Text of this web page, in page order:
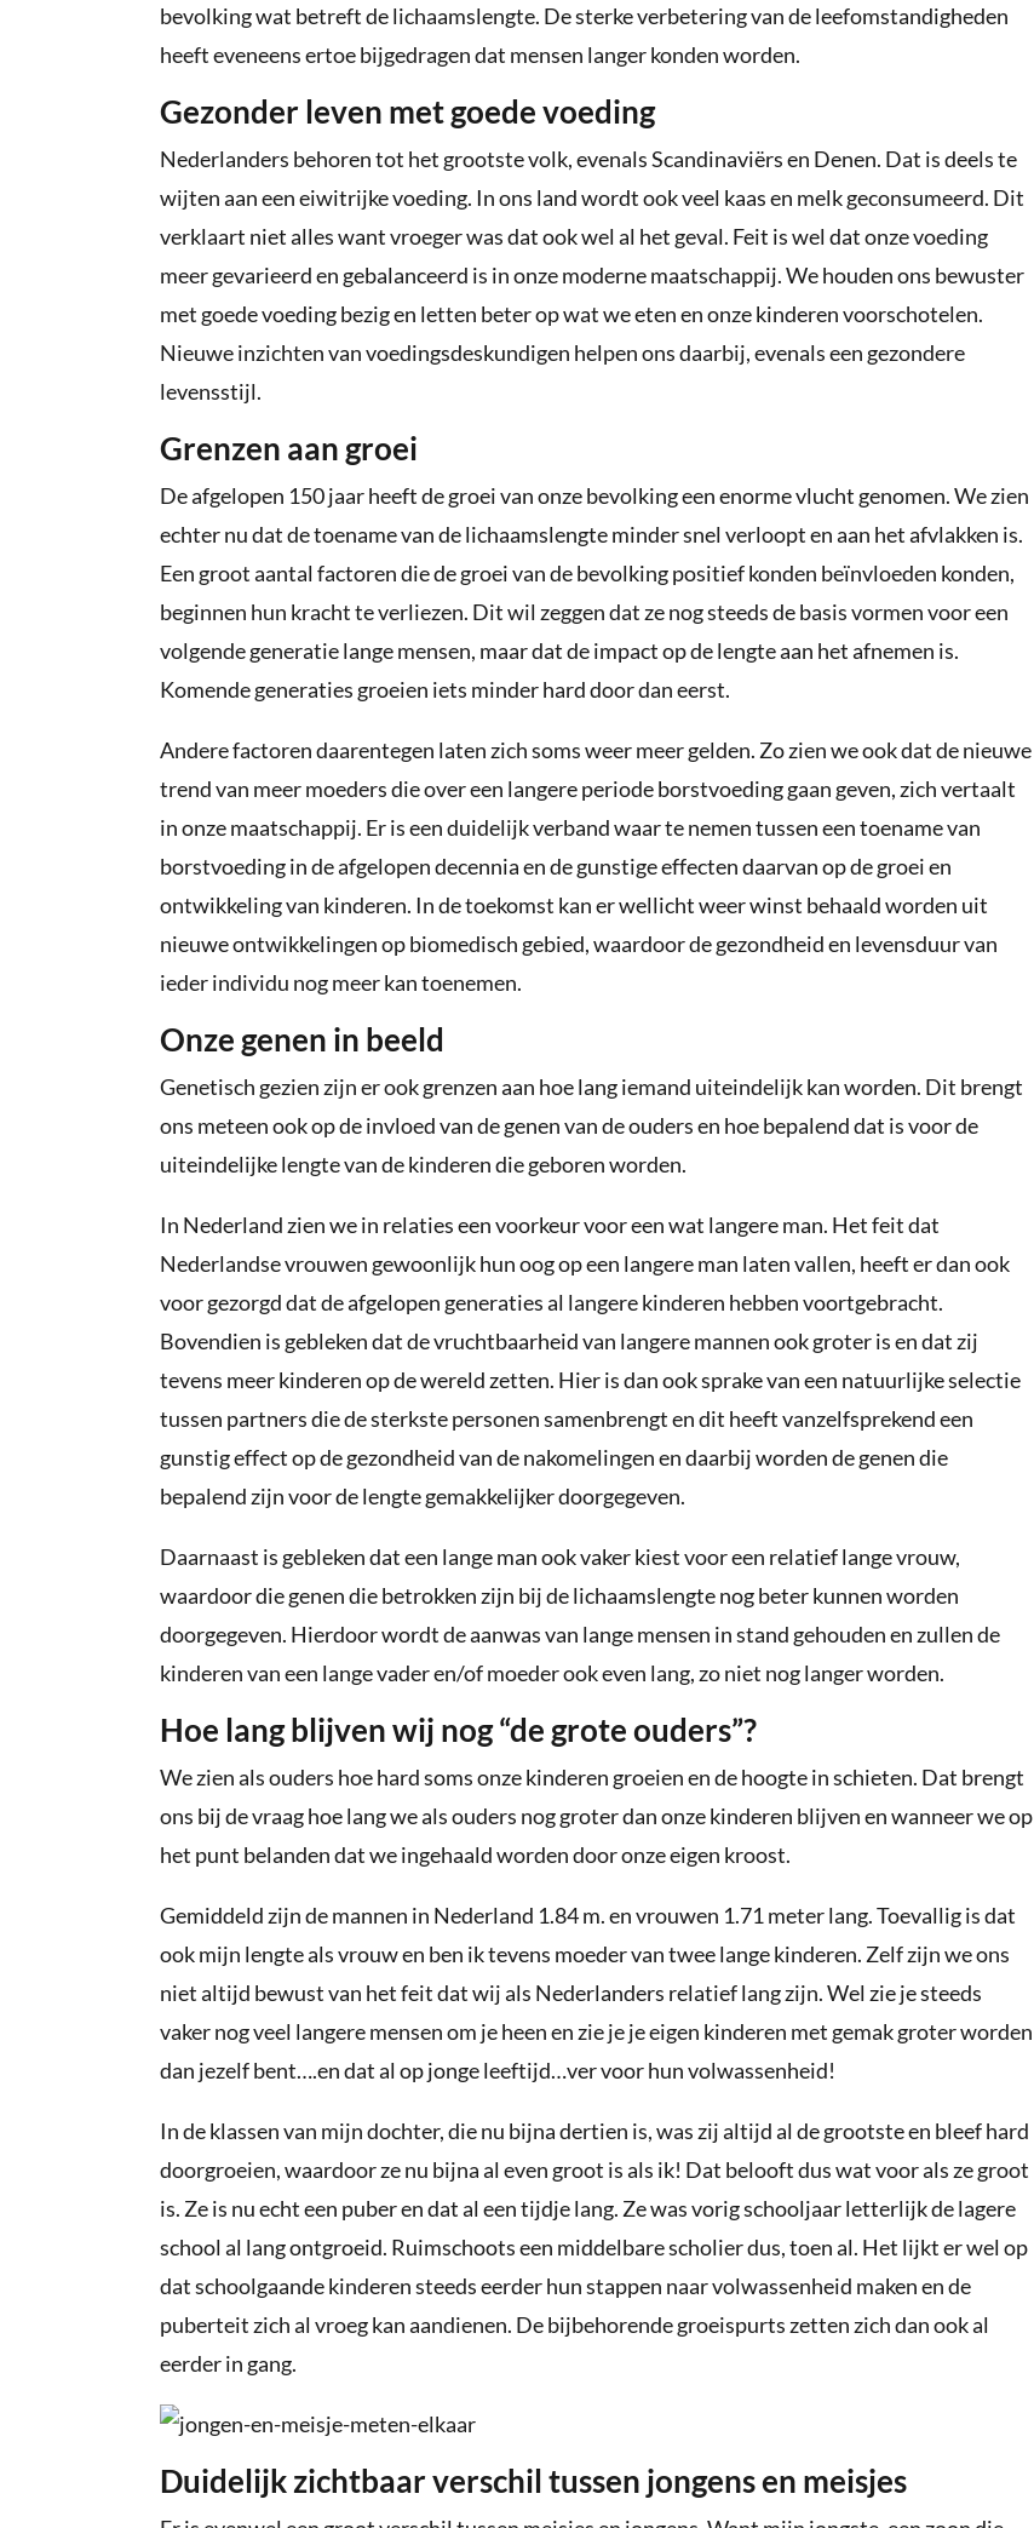
bevolking wat betreft de lichaamslengte. De sterke verbetering van de leefomstandigheden
heeft eveneens ertoe bijgedragen dat mensen langer konden worden.
Gezonder leven met goede voeding
Nederlanders behoren tot het grootste volk, evenals Scandinaviërs en Denen. Dat is deels te
wijten aan een eiwitrijke voeding. In ons land wordt ook veel kaas en melk geconsumeerd. Dit
verklaart niet alles want vroeger was dat ook wel al het geval. Feit is wel dat onze voeding
meer gevarieerd en gebalanceerd is in onze moderne maatschappij. We houden ons bewuster
met goede voeding bezig en letten beter op wat we eten en onze kinderen voorschotelen.
Nieuwe inzichten van voedingsdeskundigen helpen ons daarbij, evenals een gezondere
levensstijl.
Grenzen aan groei
De afgelopen 150 jaar heeft de groei van onze bevolking een enorme vlucht genomen. We zien
echter nu dat de toename van de lichaamslengte minder snel verloopt en aan het afvlakken is.
Een groot aantal factoren die de groei van de bevolking positief konden beïnvloeden konden,
beginnen hun kracht te verliezen. Dit wil zeggen dat ze nog steeds de basis vormen voor een
volgende generatie lange mensen, maar dat de impact op de lengte aan het afnemen is.
Komende generaties groeien iets minder hard door dan eerst.
Andere factoren daarentegen laten zich soms weer meer gelden. Zo zien we ook dat de nieuwe
trend van meer moeders die over een langere periode borstvoeding gaan geven, zich vertaalt
in onze maatschappij. Er is een duidelijk verband waar te nemen tussen een toename van
borstvoeding in de afgelopen decennia en de gunstige effecten daarvan op de groei en
ontwikkeling van kinderen. In de toekomst kan er wellicht weer winst behaald worden uit
nieuwe ontwikkelingen op biomedisch gebied, waardoor de gezondheid en levensduur van
ieder individu nog meer kan toenemen.
Onze genen in beeld
Genetisch gezien zijn er ook grenzen aan hoe lang iemand uiteindelijk kan worden. Dit brengt
ons meteen ook op de invloed van de genen van de ouders en hoe bepalend dat is voor de
uiteindelijke lengte van de kinderen die geboren worden.
In Nederland zien we in relaties een voorkeur voor een wat langere man. Het feit dat
Nederlandse vrouwen gewoonlijk hun oog op een langere man laten vallen, heeft er dan ook
voor gezorgd dat de afgelopen generaties al langere kinderen hebben voortgebracht.
Bovendien is gebleken dat de vruchtbaarheid van langere mannen ook groter is en dat zij
tevens meer kinderen op de wereld zetten. Hier is dan ook sprake van een natuurlijke selectie
tussen partners die de sterkste personen samenbrengt en dit heeft vanzelfsprekend een
gunstig effect op de gezondheid van de nakomelingen en daarbij worden de genen die
bepalend zijn voor de lengte gemakkelijker doorgegeven.
Daarnaast is gebleken dat een lange man ook vaker kiest voor een relatief lange vrouw,
waardoor die genen die betrokken zijn bij de lichaamslengte nog beter kunnen worden
doorgegeven. Hierdoor wordt de aanwas van lange mensen in stand gehouden en zullen de
kinderen van een lange vader en/of moeder ook even lang, zo niet nog langer worden.
Hoe lang blijven wij nog “de grote ouders”?
We zien als ouders hoe hard soms onze kinderen groeien en de hoogte in schieten. Dat brengt
ons bij de vraag hoe lang we als ouders nog groter dan onze kinderen blijven en wanneer we op
het punt belanden dat we ingehaald worden door onze eigen kroost.
Gemiddeld zijn de mannen in Nederland 1.84 m. en vrouwen 1.71 meter lang. Toevallig is dat
ook mijn lengte als vrouw en ben ik tevens moeder van twee lange kinderen. Zelf zijn we ons
niet altijd bewust van het feit dat wij als Nederlanders relatief lang zijn. Wel zie je steeds
vaker nog veel langere mensen om je heen en zie je je eigen kinderen met gemak groter worden
dan jezelf bent….en dat al op jonge leeftijd…ver voor hun volwassenheid!
In de klassen van mijn dochter, die nu bijna dertien is, was zij altijd al de grootste en bleef hard
doorgroeien, waardoor ze nu bijna al even groot is als ik! Dat belooft dus wat voor als ze groot
is. Ze is nu echt een puber en dat al een tijdje lang. Ze was vorig schooljaar letterlijk de lagere
school al lang ontgroeid. Ruimschoots een middelbare scholier dus, toen al. Het lijkt er wel op
dat schoolgaande kinderen steeds eerder hun stappen naar volwassenheid maken en de
puberteit zich al vroeg kan aandienen. De bijbehorende groeispurts zetten zich dan ook al
eerder in gang.
Duidelijk zichtbaar verschil tussen jongens en meisjes